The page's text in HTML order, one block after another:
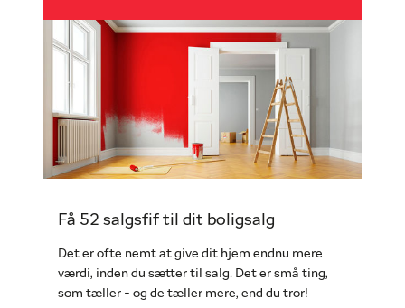
Få 52 salgsfif til dit boligsalg
Det er ofte nemt at give dit hjem endnu mere
værdi, inden du sætter til salg. Det er små ting,
som tæller - og de tæller mere, end du tror!